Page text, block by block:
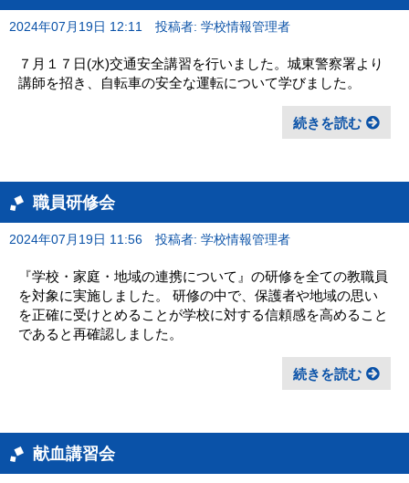
2024年07月19日 12:11 投稿者: 学校情報管理者
７月１７日(水)交通安全講習を行いました。城東警察署より
講師を招き、自転車の安全な運転について学びました。
続きを読む
職員研修会
2024年07月19日 11:56 投稿者: 学校情報管理者
『学校・家庭・地域の連携について』の研修を全ての教職員
を対象に実施しました。 研修の中で、保護者や地域の思い
を正確に受けとめることが学校に対する信頼感を高めること
であると再確認しました。
続きを読む
献血講習会